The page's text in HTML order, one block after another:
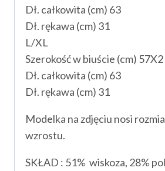
Dł. całkowita (cm) 63
Dł. rękawa (cm) 31
L/XL
Szerokość w biuście (cm) 57X2
Dł. całkowita (cm) 63
Dł. rękawa (cm) 31
Modelka na zdjęciu nosi
wzrostu.
SKŁAD : 51% wiskoza, 28%